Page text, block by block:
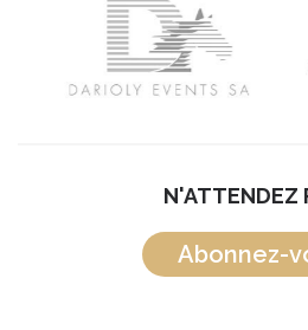
N'ATTENDEZ
Abonnez-